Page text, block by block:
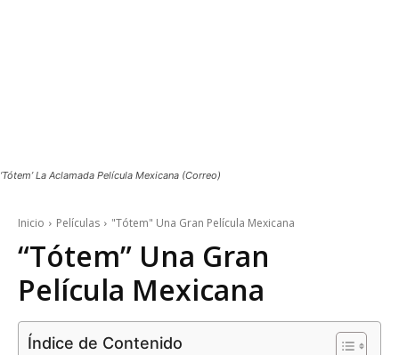
‘Tótem’ La Aclamada Película Mexicana (Correo)
Inicio Películas "Tótem" Una Gran Película Mexicana
“Tótem” Una Gran
Película Mexicana
Índice de Contenido